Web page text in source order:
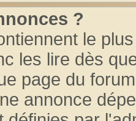
?
le
les lire dès
page du
annonce